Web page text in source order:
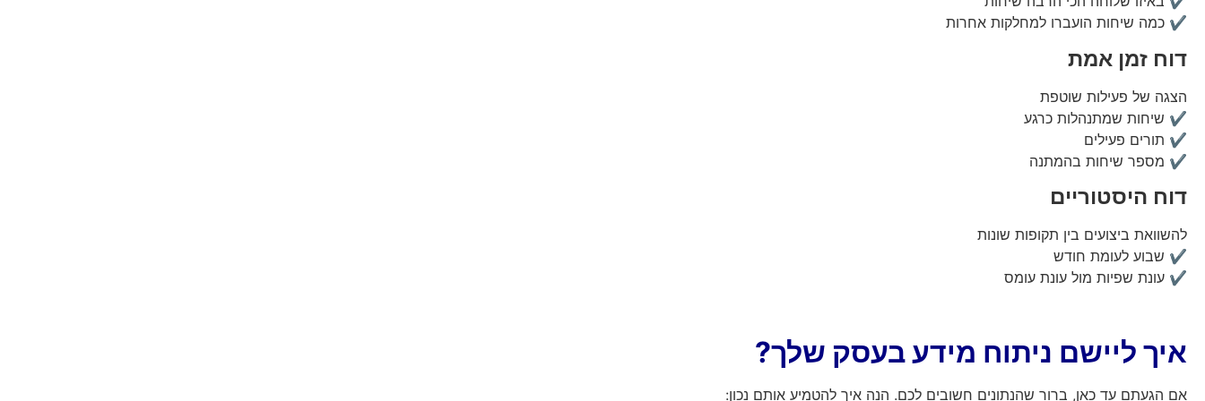
✔️ כמה שיחות הועברו למחלקות אחרות
דוח זמן אמת
הצגה של פעילות שוטפת
✔️ שיחות שמתנהלות כרגע
✔️ תורים פעילים
✔️ מספר שיחות בהמתנה
דוח היסטוריים
להשוואת ביצועים בין תקופות שונות
✔️ שבוע לעומת חודש
✔️ עונת שפיות מול עונת עומס
איך ליישם ניתוח מידע בעסק שלך?
אם הגעתם עד כאן, ברור שהנתונים חשובים לכם. הנה איך להטמיע אותם נכון: